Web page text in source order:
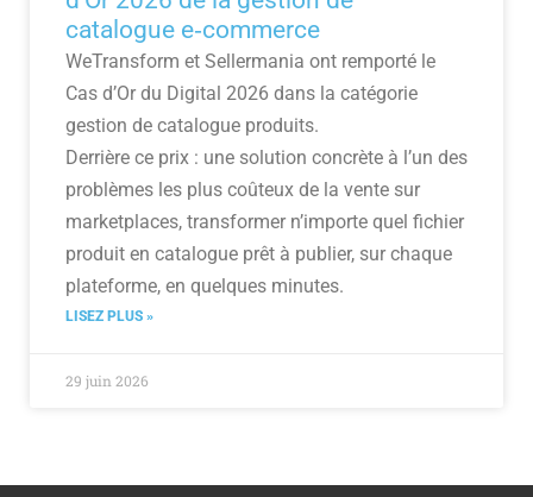
catalogue e‑commerce
WeTransform et Sellermania ont remporté le
Cas d’Or du Digital 2026 dans la catégorie
gestion de catalogue produits.
Derrière ce prix : une solution concrète à l’un des
problèmes les plus coûteux de la vente sur
marketplaces, transformer n’importe quel fichier
produit en catalogue prêt à publier, sur chaque
plateforme, en quelques minutes.
LISEZ PLUS »
29 juin 2026